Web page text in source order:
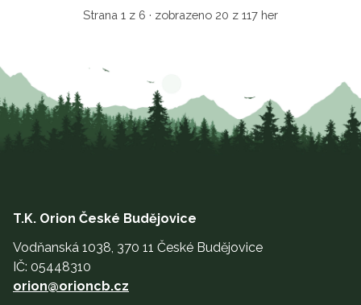
Strana 1 z 6 · zobrazeno 20 z 117 her
T.K. Orion České Budějovice
Vodňanská 1038, 370 11 České Budějovice
IČ: 05448310
orion@orioncb.cz